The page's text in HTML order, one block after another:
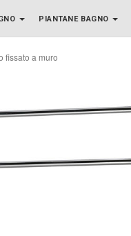
PIANTANE BAGNO
fissato a muro